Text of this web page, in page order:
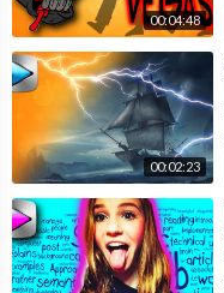
00:04:48
00:02:23